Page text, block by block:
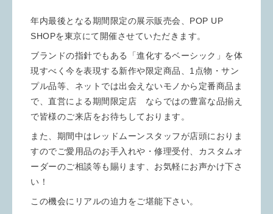
年内最後となる期間限定の展示販売会、POP UP
SHOPを東京にて開催させていただきます。
ブランドの指針でもある「進化するベーシック」を体
現すべく今を表現する新作や限定商品、1点物・サン
プル品等、ネットでは出会えないモノから定番商品ま
で、直営による期間限定店 ならではの豊富な品揃え
で皆様のご来店をお待ちしております。
また、期間中はレッドムーンスタッフが店頭におりま
すのでご愛用品のお手入れや・修理受付、カスタムオ
ーダーのご相談等も賜ります、お気軽にお声かけ下さ
い！
この機会にリアルの迫力をご堪能下さい。